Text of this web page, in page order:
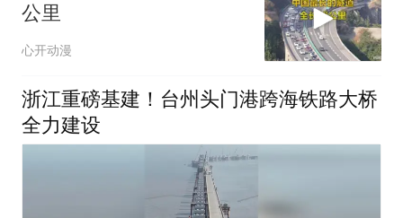
公里
心开动漫
浙江重磅基建！台州头门港跨海铁路大桥
全力建设